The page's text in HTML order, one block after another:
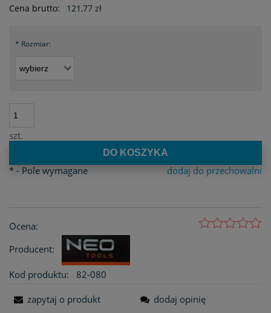
Cena brutto: 121,77 zł
* Rozmiar:
szt.
DO KOSZYKA
dodaj do przechowalni
* - Pole wymagane
Ocena:
Producent:
Kod produktu: 82-080
zapytaj o produkt dodaj opinię